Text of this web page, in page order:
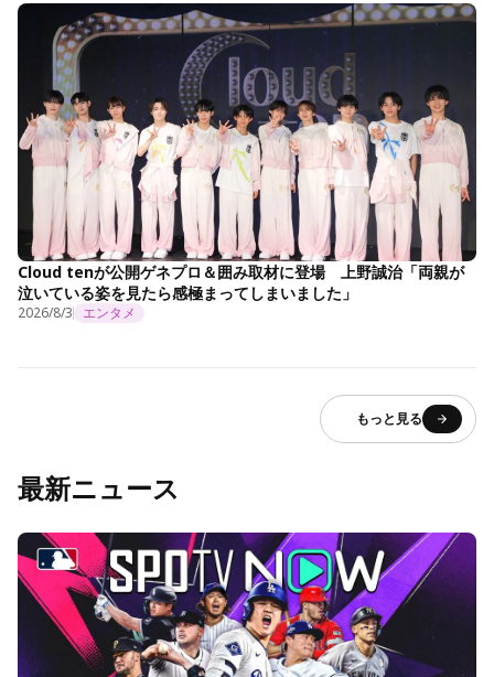
Cloud tenが公開ゲネプロ＆囲み取材に登場 上野誠治「両親が
泣いている姿を見たら感極まってしまいました」
2026/8/3 エンタメ
もっと見る
最新ニュース